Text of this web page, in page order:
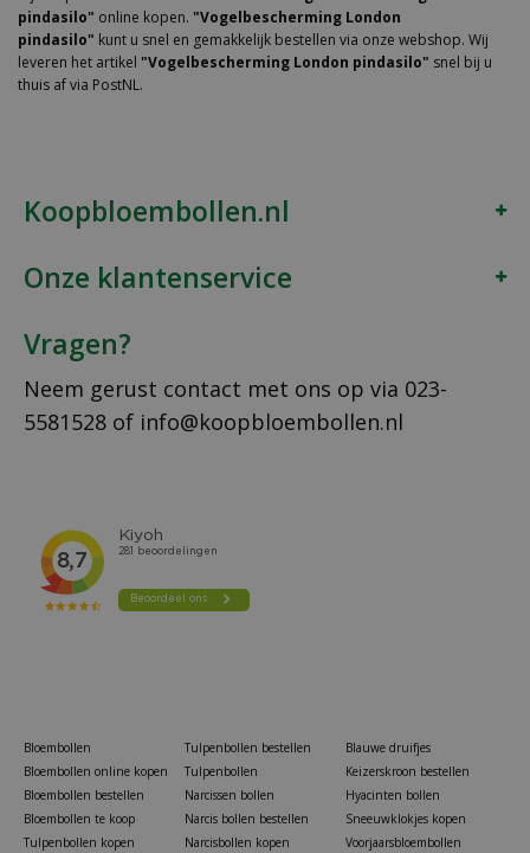
pindasilo" online kopen. "Vogelbescherming London
pindasilo" kunt u snel en gemakkelijk bestellen via onze webshop. Wij
leveren het artikel "Vogelbescherming London pindasilo" snel bij u
thuis af via PostNL.
Koopbloembollen.nl
Onze klantenservice
Vragen?
Neem gerust contact met ons op via 023-
5581528 of info@koopbloembollen.nl
Bloembollen
Bloembollen online kopen
Bloembollen bestellen
Bloembollen te koop
Tulpenbollen kopen
Tulpenbollen bestellen
Tulpenbollen
Narcissen bollen
Narcis bollen bestellen
Narcisbollen kopen
Blauwe druifjes
Keizerskroon bestellen
Hyacinten bollen
Sneeuwklokjes kopen
Voorjaarsbloembollen